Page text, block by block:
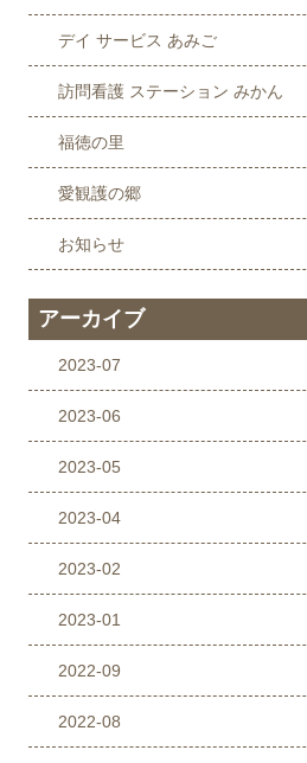
デイ サービス あみご
訪問看護 ステーション みかん
福徳の里
愛観護の郷
お知らせ
アーカイブ
2023-07
2023-06
2023-05
2023-04
2023-02
2023-01
2022-09
2022-08